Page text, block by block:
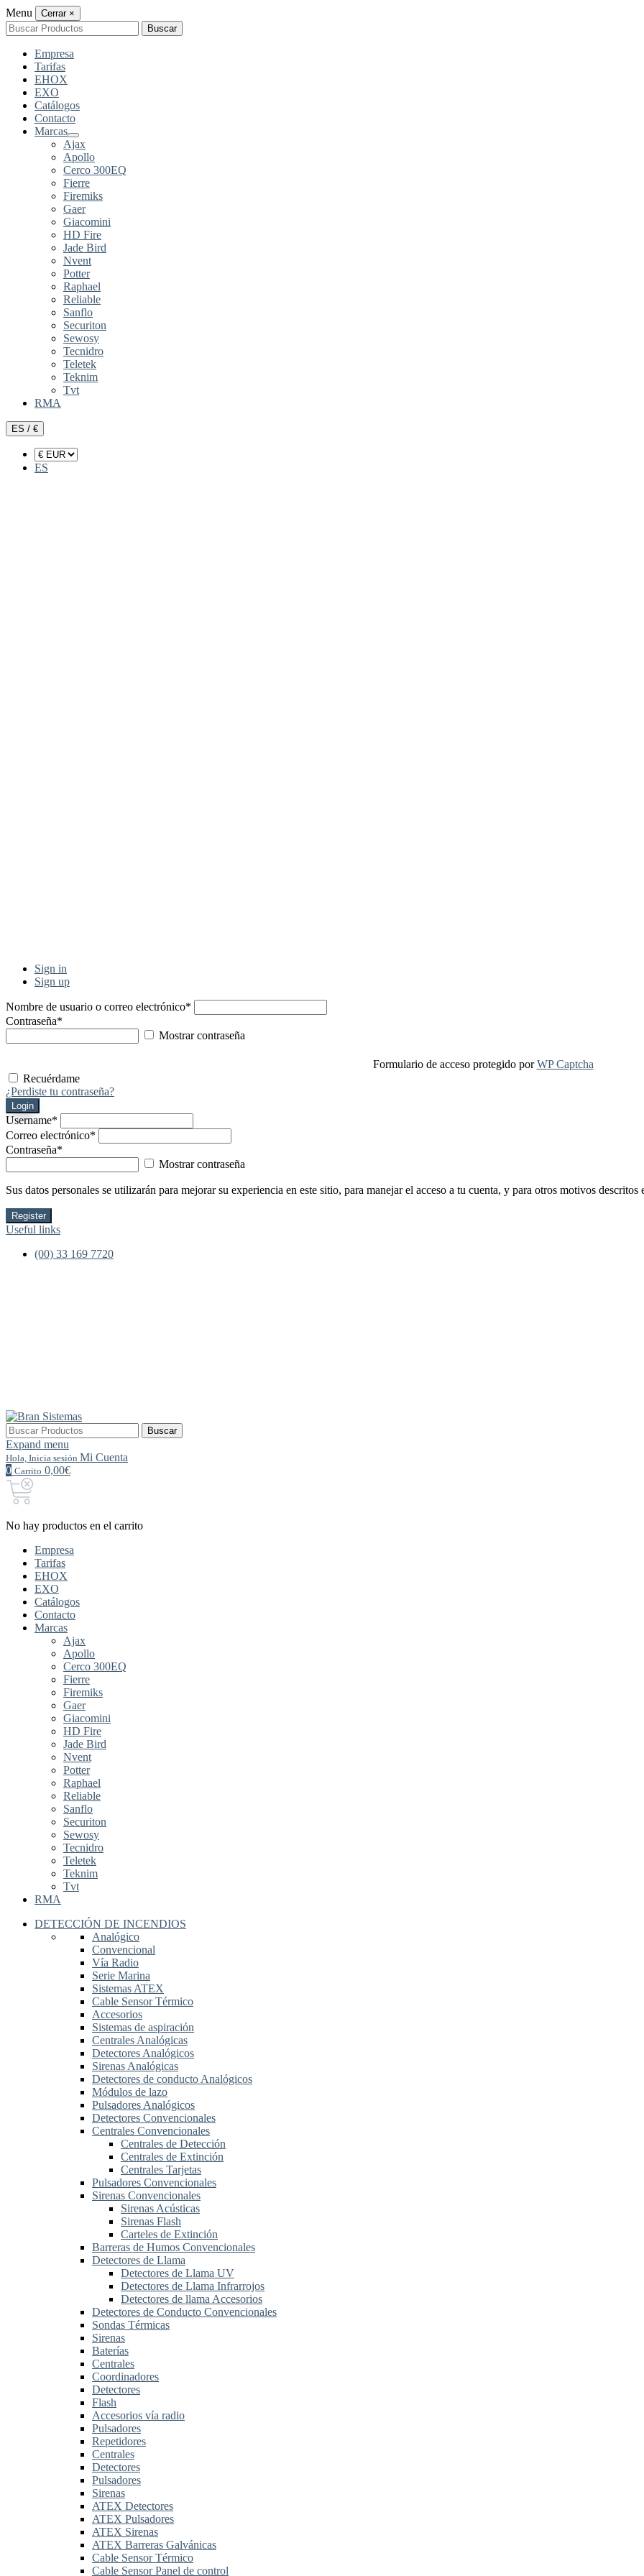
Menu Cerrar ×
Buscar
por:
Buscar
Empresa
Tarifas
EHOX
EXO
Catálogos
Contacto
Marcas
Ajax
Apollo
Cerco 300EQ
Fierre
Firemiks
Gaer
Giacomini
HD Fire
Jade Bird
Nvent
Potter
Raphael
Reliable
Sanflo
Securiton
Sewosy
Tecnidro
Teletek
Teknim
Tvt
RMA
ES / €
ES
Sign in
Sign up
Nombre de usuario o correo electrónico*
Contraseña*
Mostrar contraseña
Formulario de acceso protegido porWP Captcha
Recuérdame
¿Perdiste tu contraseña?
Login
Username*
Correo electrónico*
Contraseña*
Mostrar contraseña
Sus datos personales se utilizarán para mejorar su experiencia en este sitio, para manejar el acceso a tu cuenta, y para otros motivos descritos
Register
Useful links
(00) 33 169 7720
Buscar
por:
Buscar
Expand menu
Hola, Inicia sesión Mi Cuenta
0 Carrito 0,00€
No hay productos en el carrito
Empresa
Tarifas
EHOX
EXO
Catálogos
Contacto
Marcas
Ajax
Apollo
Cerco 300EQ
Fierre
Firemiks
Gaer
Giacomini
HD Fire
Jade Bird
Nvent
Potter
Raphael
Reliable
Sanflo
Securiton
Sewosy
Tecnidro
Teletek
Teknim
Tvt
RMA
DETECCIÓN DE INCENDIOS
Analógico
Convencional
Vía Radio
Serie Marina
Sistemas ATEX
Cable Sensor Térmico
Accesorios
Sistemas de aspiración
Centrales Analógicas
Detectores Analógicos
Sirenas Analógicas
Detectores de conducto Analógicos
Módulos de lazo
Pulsadores Analógicos
Detectores Convencionales
Centrales Convencionales
Centrales de Detección
Centrales de Extinción
Centrales Tarjetas
Pulsadores Convencionales
Sirenas Convencionales
Sirenas Acústicas
Sirenas Flash
Carteles de Extinción
Barreras de Humos Convencionales
Detectores de Llama
Detectores de Llama UV
Detectores de Llama Infrarrojos
Detectores de llama Accesorios
Detectores de Conducto Convencionales
Sondas Térmicas
Sirenas
Baterías
Centrales
Coordinadores
Detectores
Flash
Accesorios vía radio
Pulsadores
Repetidores
Centrales
Detectores
Pulsadores
Sirenas
ATEX Detectores
ATEX Pulsadores
ATEX Sirenas
ATEX Barreras Galvánicas
Cable Sensor Térmico
Cable Sensor Panel de control